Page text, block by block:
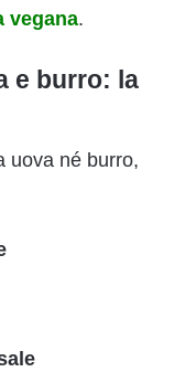
vegana.
e burro: la
uova né burro,